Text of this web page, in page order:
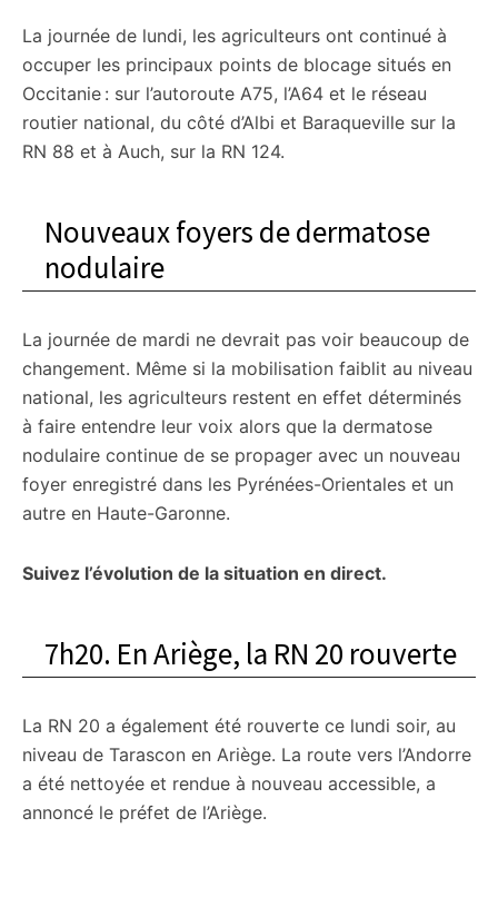
La journée de lundi, les agriculteurs ont continué à
occuper les principaux points de blocage situés en
Occitanie : sur l’autoroute A75, l’A64 et le réseau
routier national, du côté d’Albi et Baraqueville sur la
RN 88 et à Auch, sur la RN 124.
Nouveaux foyers de dermatose
nodulaire
La journée de mardi ne devrait pas voir beaucoup de
changement. Même si la mobilisation faiblit au niveau
national, les agriculteurs restent en effet déterminés
à faire entendre leur voix alors que la dermatose
nodulaire continue de se propager avec un nouveau
foyer enregistré dans les Pyrénées-Orientales et un
autre en Haute-Garonne.
Suivez l’évolution de la situation en direct.
7h20. En Ariège, la RN 20 rouverte
La RN 20 a également été rouverte ce lundi soir, au
niveau de Tarascon en Ariège. La route vers l’Andorre
a été nettoyée et rendue à nouveau accessible, a
annoncé le préfet de l’Ariège.